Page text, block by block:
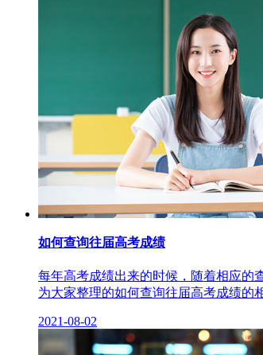
如何查询往届高考成绩
每年高考成绩出来的时候，随着相应的
为大家整理的如何查询往届高考成绩的
2021-08-02